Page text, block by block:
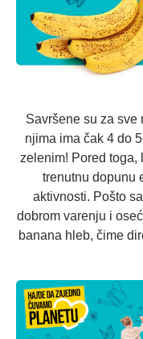
Savršene su za sve
njima ima čak 4 do
zelenim! Pored toga,
trenutnu dopunu
aktivnosti. Pošto
dobrom varenju i
banana hleb, čime